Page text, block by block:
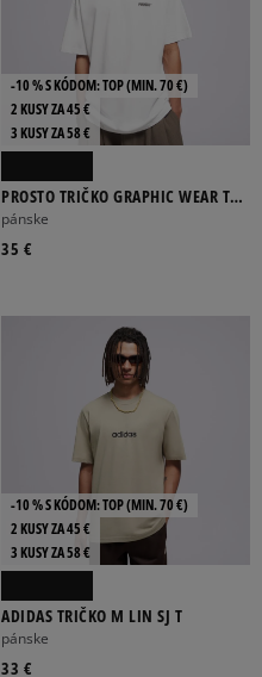
-10 % S KÓDOM: TOP (MIN. 70 €)
2 KUSY ZA 45 €
3 KUSY ZA 58 €
PROSTO TRIČKO GRAPHIC WEAR THE
STREET
pánske
35 €
-10 % S KÓDOM: TOP (MIN. 70 €)
2 KUSY ZA 45 €
3 KUSY ZA 58 €
ADIDAS TRIČKO M LIN SJ T
pánske
33 €